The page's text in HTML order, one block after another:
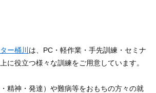
ー桶川 は、PC・軽作業・手先訓練・セミナ
に役立つ様々な訓練をご用意しています。
精神・発達）や難病等をおもちの方々の就